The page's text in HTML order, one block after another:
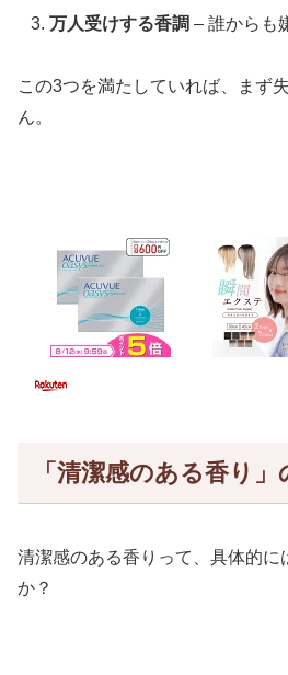
万人受けする香調 – 誰からも
この3つを満たしていれば、まず
ん。
「清潔感のある香り
清潔感のある香りって、具体的に
か？